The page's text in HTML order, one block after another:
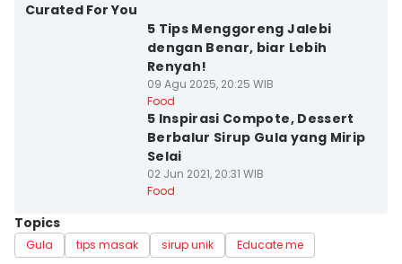
Curated For You
5 Tips Menggoreng Jalebi
dengan Benar, biar Lebih
Renyah!
09 Agu 2025, 20:25 WIB
Food
5 Inspirasi Compote, Dessert
Berbalur Sirup Gula yang Mirip
Selai
02 Jun 2021, 20:31 WIB
Food
Topics
Gula tips masak sirup unik Educate me